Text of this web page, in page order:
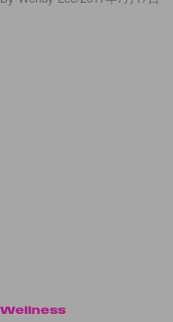
Wellness